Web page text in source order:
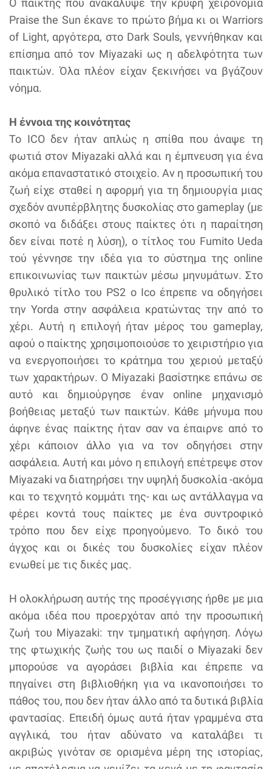
Praise the Sun έκανε το πρώτο βήμα κι οι Warriors
of Light, αργότερα, στο Dark Souls, γεννήθηκαν και
επίσημα από τον Miyazaki ως η αδελφότητα των
παικτών. Όλα πλέον είχαν ξεκινήσει να βγάζουν
νόημα.
Η έννοια της κοινότητας
Το ICO δεν ήταν απλώς η σπίθα που άναψε τη
φωτιά στον Miyazaki αλλά και η έμπνευση για ένα
ακόμα επαναστατικό στοιχείο. Αν η προσωπική του
ζωή είχε σταθεί η αφορμή για τη δημιουργία μιας
σχεδόν ανυπέρβλητης δυσκολίας στο gameplay (με
σκοπό να διδάξει στους παίκτες ότι η παραίτηση
δεν είναι ποτέ η λύση), ο τίτλος του Fumito Ueda
τού γέννησε την ιδέα για το σύστημα της online
επικοινωνίας των παικτών μέσω μηνυμάτων. Στο
θρυλικό τίτλο του PS2 o Ico έπρεπε να οδηγήσει
την Yorda στην ασφάλεια κρατώντας την από το
χέρι. Αυτή η επιλογή ήταν μέρος του gameplay,
αφού ο παίκτης χρησιμοποιούσε το χειριστήριο για
να ενεργοποιήσει το κράτημα του χεριού μεταξύ
των χαρακτήρων. Ο Miyazaki βασίστηκε επάνω σε
αυτό και δημιούργησε έναν online μηχανισμό
βοήθειας μεταξύ των παικτών. Κάθε μήνυμα που
άφηνε ένας παίκτης ήταν σαν να έπαιρνε από το
χέρι κάποιον άλλο για να τον οδηγήσει στην
ασφάλεια. Αυτή και μόνο η επιλογή επέτρεψε στον
Miyazaki να διατηρήσει την υψηλή δυσκολία -ακόμα
και το τεχνητό κομμάτι της- και ως αντάλλαγμα να
φέρει κοντά τους παίκτες με ένα συντροφικό
τρόπο που δεν είχε προηγούμενο. Το δικό του
άγχος και οι δικές του δυσκολίες είχαν πλέον
ενωθεί με τις δικές μας.
H ολοκλήρωση αυτής της προσέγγισης ήρθε με μια
ακόμα ιδέα που προερχόταν από την προσωπική
ζωή του Miyazaki: την τμηματική αφήγηση. Λόγω
της φτωχικής ζωής του ως παιδί ο Miyazaki δεν
μπορούσε να αγοράσει βιβλία και έπρεπε να
πηγαίνει στη βιβλιοθήκη για να ικανοποιήσει το
πάθος του, που δεν ήταν άλλο από τα δυτικά βιβλία
φαντασίας. Επειδή όμως αυτά ήταν γραμμένα στα
αγγλικά, του ήταν αδύνατο να καταλάβει τι
ακριβώς γινόταν σε ορισμένα μέρη της ιστορίας,